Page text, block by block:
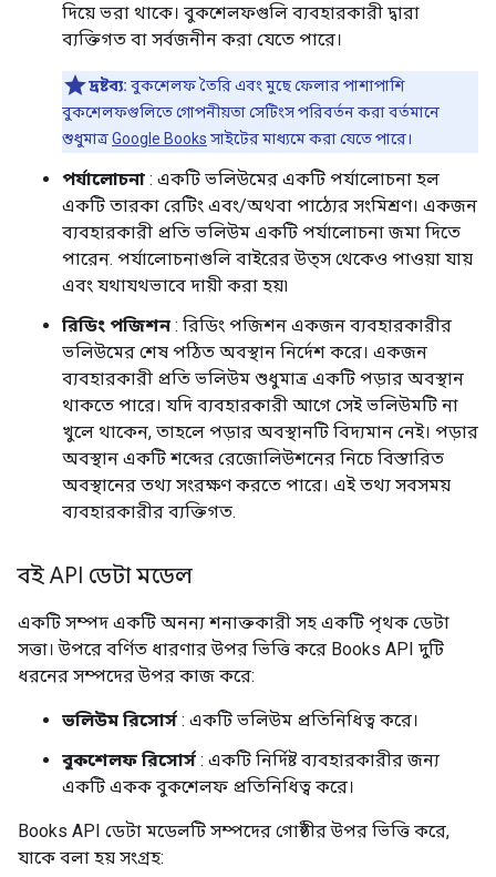
দিয়ে ভরা থাকে। বুকশেলফগুলি ব্যবহারকারী দ্বারা
ব্যক্তিগত বা সর্বজনীন করা যেতে পারে।
দ্রষ্টব্য: বুকশেলফ তৈরি এবং মুছে ফেলার পাশাপাশি
বুকশেলফগুলিতে গোপনীয়তা সেটিংস পরিবর্তন করা বর্তমানে
শুধুমাত্রGoogle Books সাইটের মাধ্যমে করা যেতে পারে।
পর্যালোচনা : একটি ভলিউমের একটি পর্যালোচনা হল
একটি তারকা রেটিং এবং/অথবা পাঠ্যের সংমিশ্রণ। একজন
ব্যবহারকারী প্রতি ভলিউম একটি পর্যালোচনা জমা দিতে
পারেন. পর্যালোচনাগুলি বাইরের উত্স থেকেও পাওয়া যায়
এবং যথাযথভাবে দায়ী করা হয়৷
রিডিং পজিশন : রিডিং পজিশন একজন ব্যবহারকারীর
ভলিউমের শেষ পঠিত অবস্থান নির্দেশ করে। একজন
ব্যবহারকারী প্রতি ভলিউম শুধুমাত্র একটি পড়ার অবস্থান
থাকতে পারে। যদি ব্যবহারকারী আগে সেই ভলিউমটি না
খুলে থাকেন, তাহলে পড়ার অবস্থানটি বিদ্যমান নেই। পড়ার
অবস্থান একটি শব্দের রেজোলিউশনের নিচে বিস্তারিত
অবস্থানের তথ্য সংরক্ষণ করতে পারে। এই তথ্য সবসময়
ব্যবহারকারীর ব্যক্তিগত.
বই API ডেটা মডেল
একটি সম্পদ একটি অনন্য শনাক্তকারী সহ একটি পৃথক ডেটা
সত্তা। উপরে বর্ণিত ধারণার উপর ভিত্তি করে Books API দুটি
ধরনের সম্পদের উপর কাজ করে:
ভলিউম রিসোর্স : একটি ভলিউম প্রতিনিধিত্ব করে।
বুকশেলফ রিসোর্স : একটি নির্দিষ্ট ব্যবহারকারীর জন্য
একটি একক বুকশেলফ প্রতিনিধিত্ব করে।
Books API ডেটা মডেলটি সম্পদের গোষ্ঠীর উপর ভিত্তি করে,
যাকে বলা হয় সংগ্রহ: